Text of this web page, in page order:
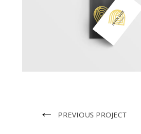
← PREVIOUS PROJECT